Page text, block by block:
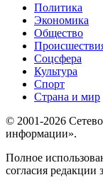
Политика
Экономика
Общество
Соцсфера
Культура
Спорт
Страна и мир
© 2001-2026
информации».
Полное
согласия редакции